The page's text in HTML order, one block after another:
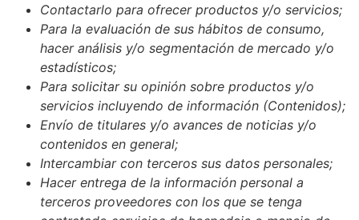
Contactarlo para ofrecer productos y/o servicios;
Para la evaluación de sus hábitos de consumo,
hacer análisis y/o segmentación de mercado y/o
estadísticos;
Para solicitar su opinión sobre productos y/o
servicios incluyendo de información (Contenidos);
Envío de titulares y/o avances de noticias y/o
contenidos en general;
Intercambiar con terceros sus datos personales;
Hacer entrega de la información personal a
terceros proveedores con los que se tenga